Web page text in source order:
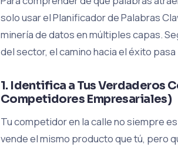
solo usar el Planificador de Palabras
minería de datos en múltiples capas.
del sector, el camino hacia el éxito
1. Identifica a Tus Verdaderos
Competidores Empresariales)
Tu competidor en la calle no siempre
vende el mismo producto que tú, pero